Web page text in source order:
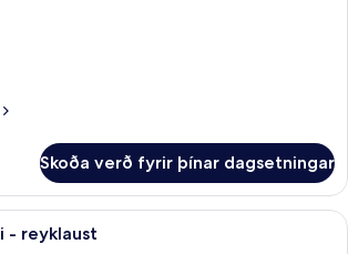
Skoða verð fyrir þínar dagsetningar
Fjölskylduherbergi - reyklaust |
- reyklaust